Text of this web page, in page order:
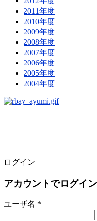
2011年度
2010年度
2009年度
2008年度
2007年度
2006年度
2005年度
2004年度
ログイン
アカウントでログイン
ユーザ名 *